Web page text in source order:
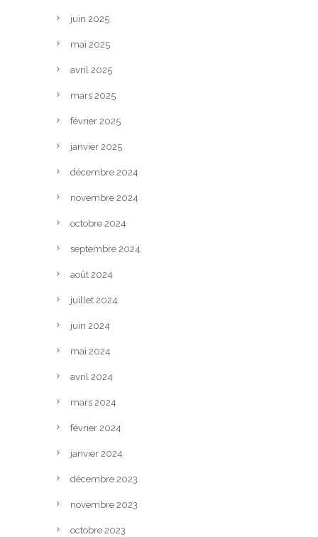
juin 2025
mai 2025
avril 2025
mars 2025
février 2025
janvier 2025
décembre 2024
novembre 2024
octobre 2024
septembre 2024
août 2024
juillet 2024
juin 2024
mai 2024
avril 2024
mars 2024
février 2024
janvier 2024
décembre 2023
novembre 2023
octobre 2023